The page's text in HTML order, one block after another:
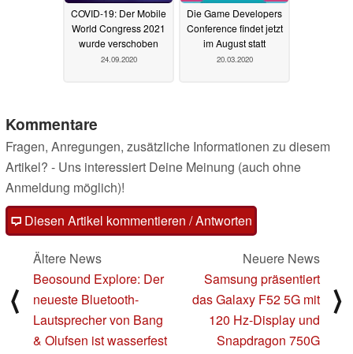
COVID-19: Der Mobile
World Congress 2021
wurde verschoben
24.09.2020
Die Game Developers
Conference findet jetzt
im August statt
20.03.2020
Kommentare
Fragen, Anregungen, zusätzliche Informationen zu diesem
Artikel? - Uns interessiert Deine Meinung (auch ohne
Anmeldung möglich)!
Diesen Artikel kommentieren / Antworten
⟨
Ältere News
Beosound Explore: Der
neueste Bluetooth-
Lautsprecher von Bang
& Olufsen ist wasserfest
Neuere News
Samsung präsentiert
das Galaxy F52 5G mit
120 Hz-Display und
Snapdragon 750G
⟩